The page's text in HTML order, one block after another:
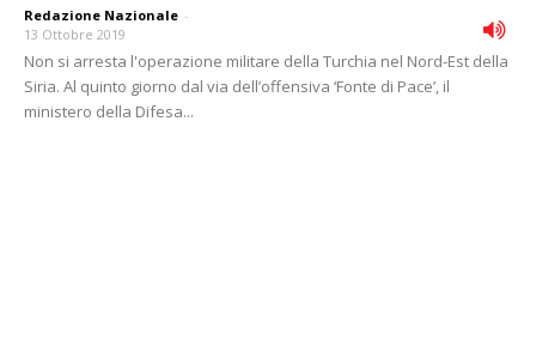
Redazione Nazionale -
13 Ottobre 2019
Non si arresta l'operazione militare della Turchia nel Nord-Est della
Siria. Al quinto giorno dal via dell’offensiva ‘Fonte di Pace’, il
ministero della Difesa...